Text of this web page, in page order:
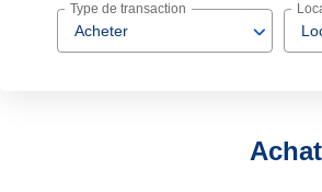
Acheter
Type de transaction